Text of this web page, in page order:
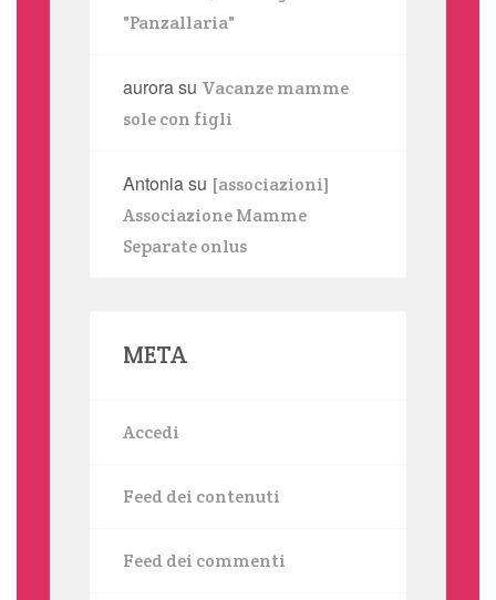
"Panzallaria"
aurorasu Vacanze mamme
sole con figli
Antoniasu [associazioni]
Associazione Mamme
Separate onlus
META
Accedi
Feed dei contenuti
Feed dei commenti